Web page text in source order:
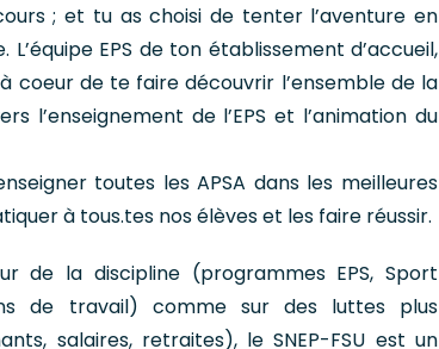
; et tu as choisi de tenter l’aventure en
EPS de ton établissement d’accueil,
de te faire découvrir l’ensemble de la
l’enseignement de l’EPS et l’animation du
toutes les APSA dans les meilleures
à tous.tes nos élèves et les faire réussir.
de la discipline (programmes EPS, Sport
de travail) comme sur des luttes plus
salaires, retraites), le SNEP-FSU est un